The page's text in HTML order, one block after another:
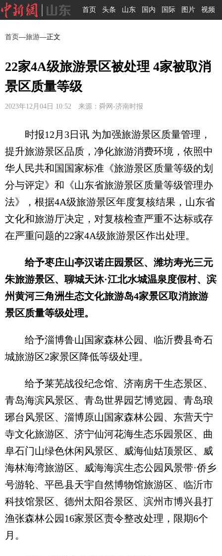
首页 头条 山东 国内 国际 图片 视频
首页—旅游—正文
22家4A级旅游景区被处理 4家被取消
景区质量等级
2023年12月04日 10:52 来源：舜网-济南时报
时报12月3日讯 为加强旅游景区质量管理，
提升旅游景区品质，净化旅游消费环境，依照中
华人民共和国国家标准《旅游景区质量等级的划
分与评定》和《山东省旅游景区质量等级管理办
法》，根据4A级旅游景区年度复核结果，山东省
文化和旅游厅决定，对复核检查严重不达标或存
在严重问题的22家4A级旅游景区作出处理。
给予枣庄山亭汉诺庄园景区、潍坊寿光三元
朱旅游景区、聊城天沐·江北水城温泉度假村、滨
州黄河三角洲生态文化旅游岛4家景区取消旅游
景区质量等级处理。
给予淄博鲁山国家森林公园、临沂费县奇石
城旅游区2家景区降低等级处理。
给予莱芜战役纪念馆、济南房干生态景区、
青岛海滨风景区、青岛世界园艺博览园、青岛琅
琊台风景区、淄博原山国家森林公园、东营天宁
寺文化旅游区、济宁仙河花海生态乐园景区、曲
阜石门山绿色休闲风景区、威海仙姑顶景区、威
海林海湾旅游区、威海海滨生态公园风景带·侨乡
号游轮、平邑县天宇自然博物馆旅游区、临沂市
科技馆景区、德州太阳谷景区、滨州市博兴县打
渔张森林公园16家景区责令整改处理，限期6个
月。